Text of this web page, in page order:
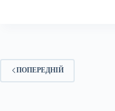
ПОПЕРЕДНІЙ